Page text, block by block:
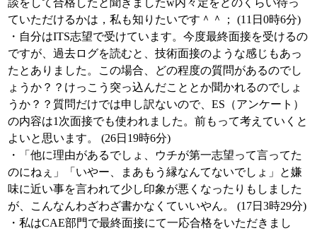
談をして合格したと聞きましたw内々定をどのくらい待っ
ていただけるかは，私も知りたいです＾＾； (11日0時6分)
・自分はITS志望で受けています。今度最終面接を受けるの
ですが、過去ログを読むと、技術面接のような感じもあっ
たとありました。この場合、どの程度の質問があるのでし
ょうか？？けっこう突っ込んだこととか聞かれるのでしょ
うか？？質問だけでは申し訳ないので、ES（アンケート）
の内容は1次面接でも使われました。前もって考えていくと
よいと思います。 (26日19時6分)
・「他に理由があるでしょ、ウチが第一志望って言ってた
のにねぇ」「いやー、まあもう縁なんてないでしょ」と嫌
味に近い事を言われて少し印象が悪くなったりもしました
が、こんなんわざわざ書かなくていいやん。 (17日3時29分)
・私はCAE部門で最終面接にて一応合格をいただきまし